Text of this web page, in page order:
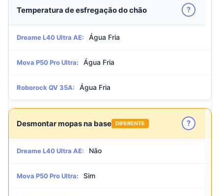
Temperatura de esfregação do chão ?
Dreame L40 Ultra AE: Água Fria
Mova P50 Pro Ultra: Água Fria
Roborock QV 35A: Água Fria
Desmontar mopas na base DIFERENTE ?
Dreame L40 Ultra AE: Não
Mova P50 Pro Ultra: Sim